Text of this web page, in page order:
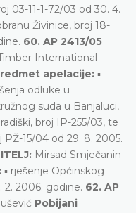
03-11-1-72/03 od 30. 4.
Živinice, broj 18-
60. AP 2413/05
International
apelacije: ▪
odluke u
suda u Banjaluci,
broj IP-255/03, te
15/04 od 29. 8. 2005.
Mirsad Smječanin
▪ rješenje Općinskog
2. 2006. godine. 62. AP
Pobijani